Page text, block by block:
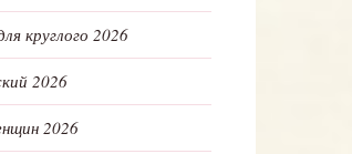
круглого 2026
2026
2026